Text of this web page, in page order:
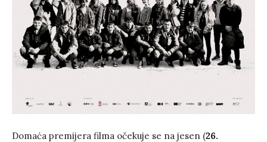
Domaća premijera filma očekuje se na jesen (26.